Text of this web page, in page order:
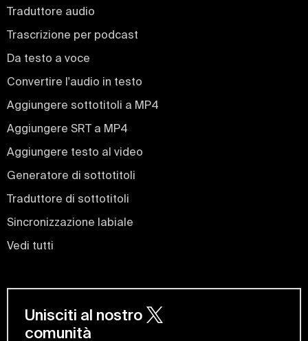
Traduttore audio
Trascrizione per podcast
Da testo a voce
Convertire l'audio in testo
Aggiungere sottotitoli a MP4
Aggiungere SRT a MP4
Aggiungere testo al video
Generatore di sottotitoli
Traduttore di sottotitoli
Sincronizzazione labiale
Vedi tutti
Unisciti al nostro
comunità